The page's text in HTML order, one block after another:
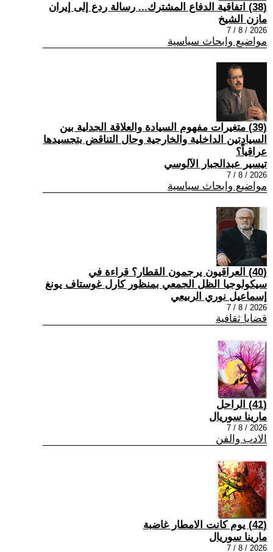
(38) اتفاقية الدفاع المشترك... رسالة ردع إلى إيران
مازن الشيخ
2026 / 8 / 7
مواضيع وابحاث سياسية
(39) متغيرات مفهوم السيادة والعلاقة الجدلية بين
السيادتين الداخلية والخارجية وحال التناقض بتجسيدها
عراقياً؟
تيسير عبدالجبار الآلوسي
2026 / 8 / 7
مواضيع وابحاث سياسية
(40) العراقيون يرجمون القطار؟ قراءة في
سيكولوجيا الظل الجمعي بمنظور كارل غوستاف يونغ
إسماعيل نوري الربيعي
2026 / 8 / 7
قضايا ثقافية
(41) الراحل
مارينا سوريال
2026 / 8 / 7
الادب والفن
(42) يوم كانت الامطار غاضبة
مارينا سوريال
2026 / 8 / 7